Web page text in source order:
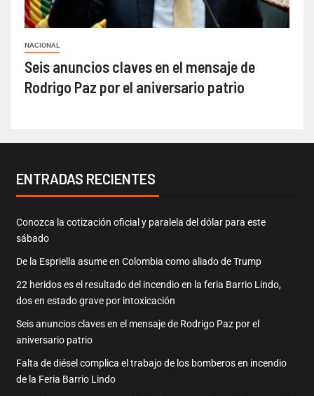
NACIONAL
Seis anuncios claves en el mensaje de
Rodrigo Paz por el aniversario patrio
ENTRADAS RECIENTES
Conozca la cotización oficial y paralela del dólar para este
sábado
De la Espriella asume en Colombia como aliado de Trump
22 heridos es el resultado del incendio en la feria Barrio Lindo,
dos en estado grave por intoxicación
Seis anuncios claves en el mensaje de Rodrigo Paz por el
aniversario patrio
Falta de diésel complica el trabajo de los bomberos en incendio
de la Feria Barrio Lindo